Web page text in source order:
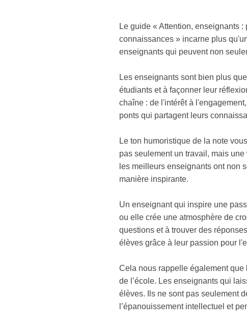
Le guide « Attention, enseignants
connaissances » incarne plus
enseignants qui peuvent non
Les enseignants sont bien plus
étudiants et à façonner leur
chaîne : de l'intérêt à
ponts qui partagent leurs
Le ton humoristique de la note
pas seulement un travail, mais
les meilleurs enseignants ont non
manière inspirante.
Un enseignant qui inspire une
ou elle crée une atmosphère de
questions et à trouver des
élèves grâce à leur passion pour
Cela nous rappelle également que
de l’école. Les enseignants qui
élèves. Ils ne sont pas seulement
l’épanouissement intellectuel et